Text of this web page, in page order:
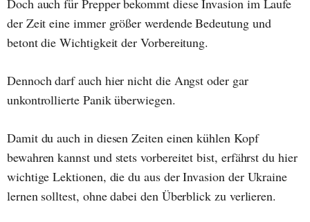
Doch auch für Prepper bekommt diese Invasion im Laufe
der Zeit eine immer größer werdende Bedeutung und
betont die Wichtigkeit der Vorbereitung.
Dennoch darf auch hier nicht die Angst oder gar
unkontrollierte Panik überwiegen.
Damit du auch in diesen Zeiten einen kühlen Kopf
bewahren kannst und stets vorbereitet bist, erfährst du hier
wichtige Lektionen, die du aus der Invasion der Ukraine
lernen solltest, ohne dabei den Überblick zu verlieren.